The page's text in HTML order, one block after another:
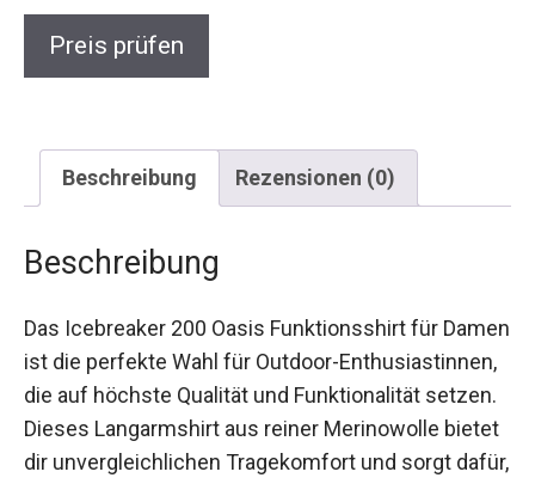
Gelegenheit.
Preis prüfen
Rezensionen (0)
Das Icebreaker 200 Oasis Funktionsshirt für
Damen ist die perfekte Wahl für Outdoor-
Enthusiastinnen, die auf höchste Qualität und
Funktionalität setzen. Dieses Langarmshirt aus